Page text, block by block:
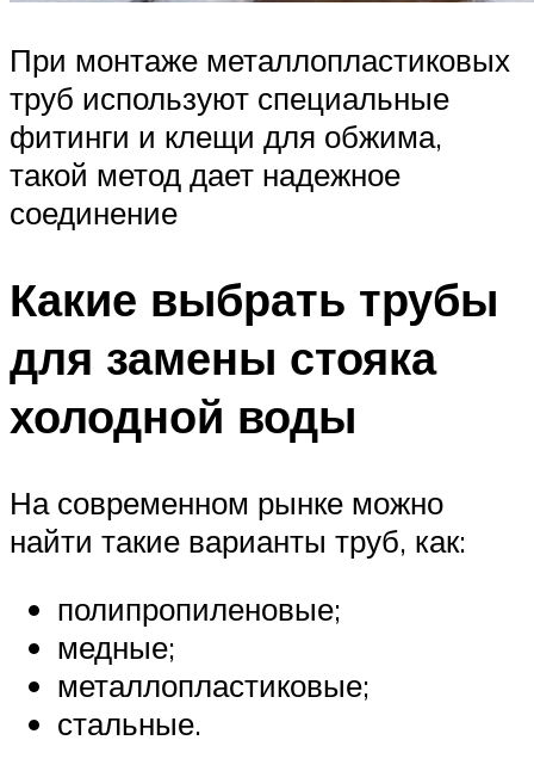
При монтаже металлопластиковых
труб используют специальные
фитинги и клещи для обжима,
такой метод дает надежное
соединение
Какие выбрать трубы
для замены стояка
холодной воды
На современном рынке можно
найти такие варианты труб, как:
полипропиленовые;
медные;
металлопластиковые;
стальные.